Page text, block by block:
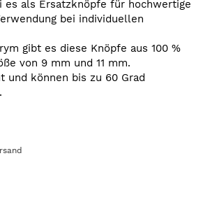
es als Ersatzknöpfe für hochwertige
bei individuellen
gibt es diese Knöpfe aus 100 %
von 9 mm und 11 mm.
und können bis zu 60 Grad